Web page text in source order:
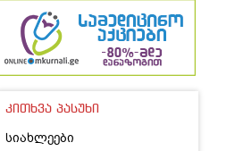
კითხვა პასუხი
სიახლეები